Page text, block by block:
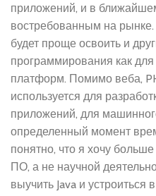
приложений, и в
востребованным на рынке.
будет проще освоить и
программирования как для
платформ. Помимо веба,
используется для
приложений, для
определенный момент
понятно, что я хочу
ПО, а не научной
выучить Java и